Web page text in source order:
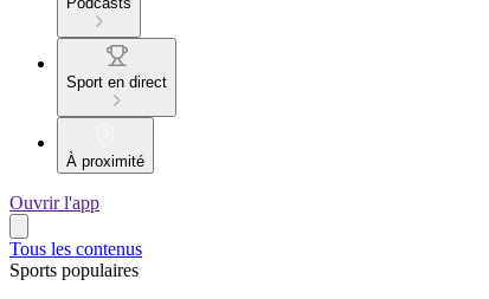
Sport en direct
À proximité
Ouvrir l'app
Tous les contenus
Sports populaires